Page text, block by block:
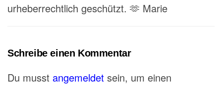
urheberrechtlich geschützt. 🫶 Marie
Schreibe einen Kommentar
Du musst angemeldet sein, um einen